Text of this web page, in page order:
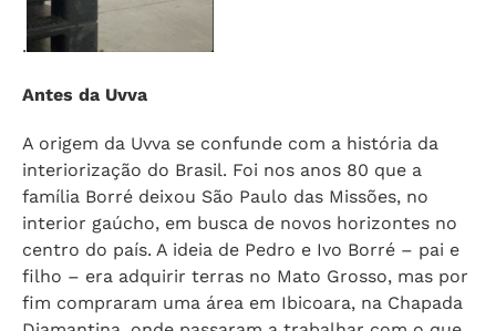
.
Antes da Uvva
A origem da Uvva se confunde com a história da
interiorização do Brasil. Foi nos anos 80 que a
família Borré deixou São Paulo das Missões, no
interior gaúcho, em busca de novos horizontes no
centro do país. A ideia de Pedro e Ivo Borré – pai e
filho – era adquirir terras no Mato Grosso, mas por
fim compraram uma área em Ibicoara, na Chapada